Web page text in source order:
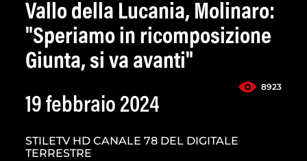
Vallo della Lucania, Molinaro:
"Speriamo in ricomposizione
Giunta, si va avanti"
8923
19 febbraio 2024
STILETV HD CANALE 78 DEL DIGITALE
TERRESTRE